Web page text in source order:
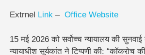
Extrnel Link – Office Website
15 मई 2026 को सर्वोच्च न्यायालय की
न्यायाधीश सूर्यकांत ने टिप्पणी की: “कॉकरोच